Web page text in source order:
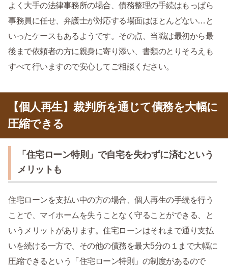
よく大手の法律事務所の場合、債務整理の手続はもっぱら
事務員に任せ、弁護士が対応する場面はほとんどない…と
いったケースもあるようです。その点、当職は最初から最
後まで依頼者の方に親身に寄り添い、書類のとりそろえも
すべて行いますので安心してご相談ください。
【個人再生】裁判所を通じて債務を大幅に
圧縮できる
「住宅ローン特則」で自宅を失わずに済むという
メリットも
住宅ローンを支払い中の方の場合、個人再生の手続を行う
ことで、マイホームを失うことなく守ることができる、と
いうメリットがあります。住宅ローンはそれまで通り支払
いを続ける一方で、その他の債務を最大5分の１まで大幅に
圧縮できるという「住宅ローン特則」の制度があるので